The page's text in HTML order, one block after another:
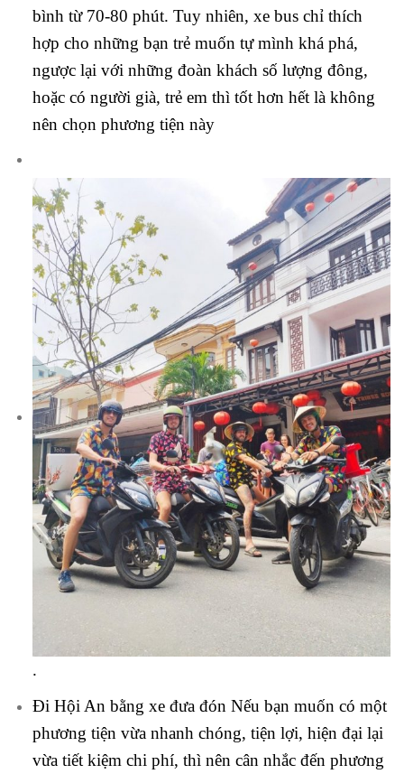
bình từ 70-80 phút. Tuy nhiên, xe bus chỉ thích
hợp cho những bạn trẻ muốn tự mình khá phá,
ngược lại với những đoàn khách số lượng đông,
hoặc có người già, trẻ em thì tốt hơn hết là không
nên chọn phương tiện này
.
Đi Hội An bằng xe đưa đón Nếu bạn muốn có một
phương tiện vừa nhanh chóng, tiện lợi, hiện đại lại
vừa tiết kiệm chi phí, thì nên cân nhắc đến phương